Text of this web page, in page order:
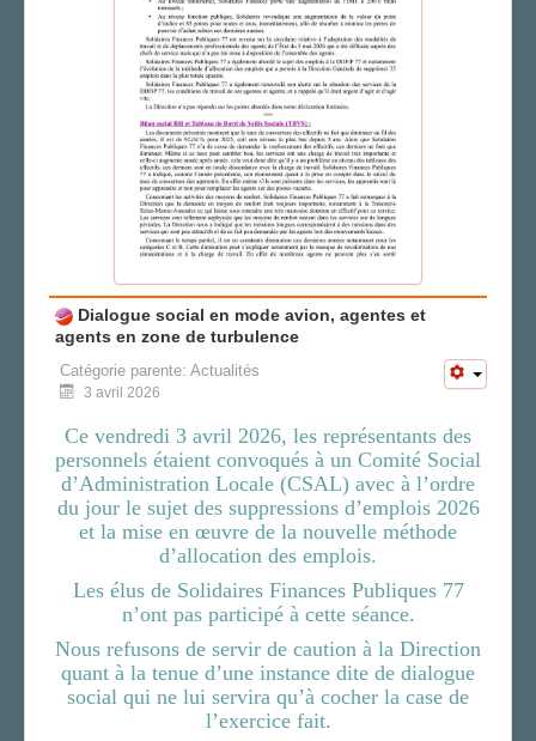
Dialogue social en mode avion, agentes et
agents en zone de turbulence
Catégorie parente: Actualités
3 avril 2026
Ce vendredi 3 avril 2026, les représentants des
personnels étaient convoqués à un Comité Social
d’Administration Locale (CSAL) avec à l’ordre
du jour le sujet des suppressions d’emplois 2026
et la mise en œuvre de la nouvelle méthode
d’allocation des emplois.
Les élus de Solidaires Finances Publiques 77
n’ont pas participé à cette séance.
Nous refusons de servir de caution à la Direction
quant à la tenue d’une instance dite de dialogue
social qui ne lui servira qu’à cocher la case de
l’exercice fait.